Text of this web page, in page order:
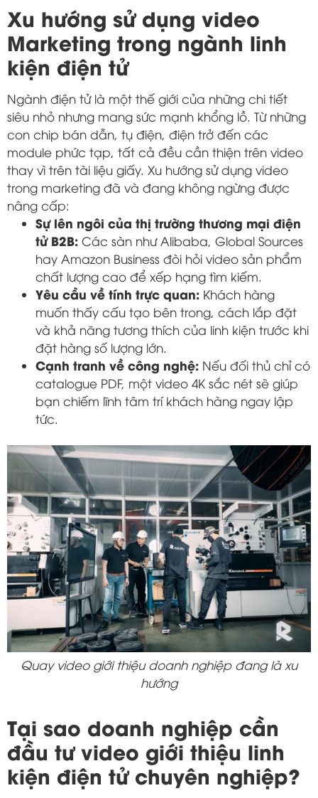
Xu hướng sử dụng video
Marketing trong ngành linh
kiện điện tử
Ngành điện tử là một thế giới của những chi tiết
siêu nhỏ nhưng mang sức mạnh khổng lồ. Từ những
con chip bán dẫn, tụ điện, điện trở đến các
module phức tạp, tất cả đều cần thiện trên video
thay vì trên tài liệu giấy. Xu hướng sử dụng video
trong marketing đã và đang không ngừng được
nâng cấp:
Sự lên ngôi của thị trường thương mại điện
tử B2B: Các sàn như Alibaba, Global Sources
hay Amazon Business đòi hỏi video sản phẩm
chất lượng cao để xếp hạng tìm kiếm.
Yêu cầu về tính trực quan: Khách hàng
muốn thấy cấu tạo bên trong, cách lắp đặt
và khả năng tương thích của linh kiện trước khi
đặt hàng số lượng lớn.
Cạnh tranh về công nghệ: Nếu đối thủ chỉ có
catalogue PDF, một video 4K sắc nét sẽ giúp
bạn chiếm lĩnh tâm trí khách hàng ngay lập
tức.
Quay video giới thiệu doanh nghiệp đang là xu
hướng
Tại sao doanh nghiệp cần
đầu tư video giới thiệu linh
kiện điện tử chuyên nghiệp?